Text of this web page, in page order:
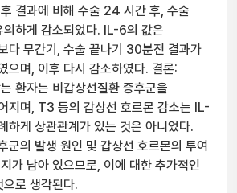
결과에 비해 수술 24 시간 후, 수술
하게 감소되었다. IL-6의 값은
다 무간기, 수술 끝나기 30분전 결과가
으며, 이후 다시 감소하였다. 결론:
환자는 비갑상선질환 증후군을
지며, T3 등의 갑상선 호르몬 감소는 IL-
하게 상관관계가 있는 것은 아니었다.
군의 발생 원인 및 갑상선 호르몬의 투여
가 남아 있으므로, 이에 대한 추가적인
로 생각된다.